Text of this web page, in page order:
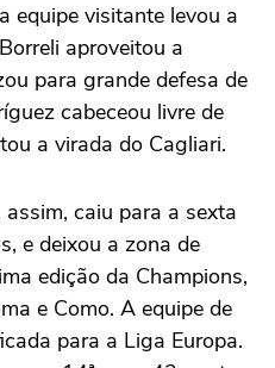
equipe visitante levou a
aproveitou a
para grande defesa de
cabeceou livre de
a virada do Cagliari.
caiu para a sexta
e deixou a zona de
edição da Champions,
e Como. A equipe de
para a Liga Europa.